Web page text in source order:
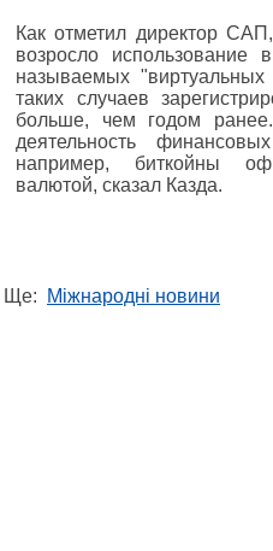
Как отметил директор
возросло использование
называемых
таких случаев
больше, чем годом
деятельность
например, биткойны
валютой, сказал Казда.
Ще: Міжнародні новини